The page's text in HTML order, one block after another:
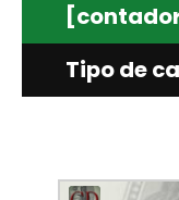
Tipo de